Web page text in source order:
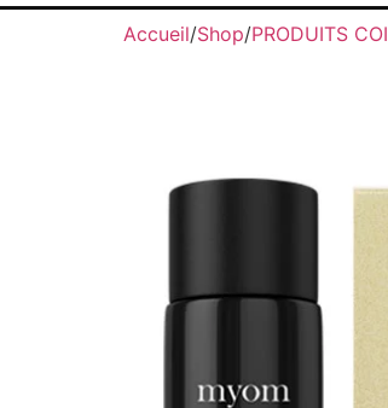
Accueil/Shop/PRODUITS